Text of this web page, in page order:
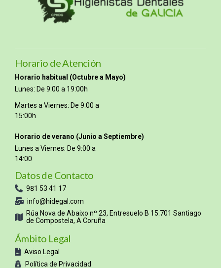
Horario de Atención
Horario habitual (Octubre a Mayo)
Lunes: De 9:00 a 19:00h
Martes a Viernes: De 9:00 a
15:00h
Horario de verano (Junio a Septiembre)
Lunes a Viernes: De 9:00 a
14:00
Datos de Contacto
981 53 41 17
info@hidegal.com
Rúa Nova de Abaixo nº 23, Entresuelo B 15.701 Santiago
de Compostela, A Coruña
Ámbito Legal
Aviso Legal
Política de Privacidad